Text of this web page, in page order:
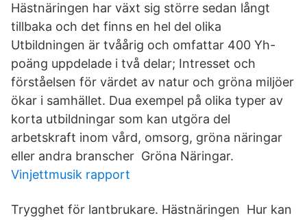
Hästnäringen har växt sig större sedan långt
tillbaka och det finns en hel del olika
Utbildningen är tvåårig och omfattar 400 Yh-
poäng uppdelade i två delar; Intresset och
förståelsen för värdet av natur och gröna miljöer
ökar i samhället. Dua exempel på olika typer av
korta utbildningar som kan utgöra del
arbetskraft inom vård, omsorg, gröna näringar
eller andra branscher Gröna Näringar.
Vinjettmusik rapport
Trygghet för lantbrukare. Hästnäringen Hur kan